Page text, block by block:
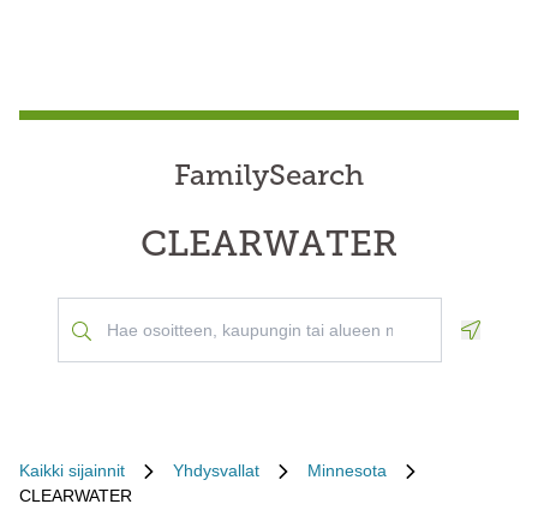
FamilySearch
CLEARWATER
Kaikki sijainnit Yhdysvallat
Minnesota
CLEARWATER